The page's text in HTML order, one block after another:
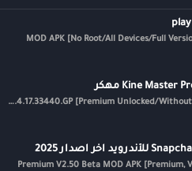
APK v7.4.17.33440.GP [Premium Unlocked/
Premium V2.50 Beta MOD APK [Premium,